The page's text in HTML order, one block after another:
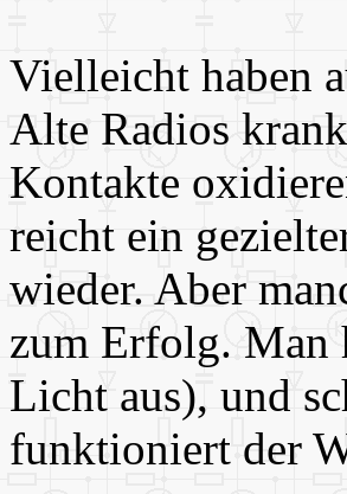
Vielleicht haben
Alte Radios
Kontakte
reicht ein
wieder. Aber
zum Erfolg. Man
Licht aus), und
funktioniert der